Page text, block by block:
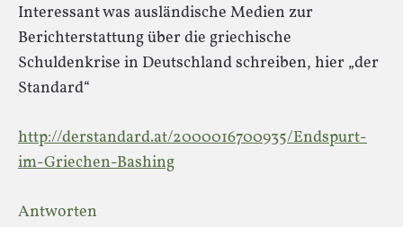
Interessant was ausländische Medien zur
Berichterstattung über die griechische
Schuldenkrise in Deutschland schreiben, hier „der
Standard“
http://derstandard.at/2000016700935/Endspurt-
im-Griechen-Bashing
Antworten